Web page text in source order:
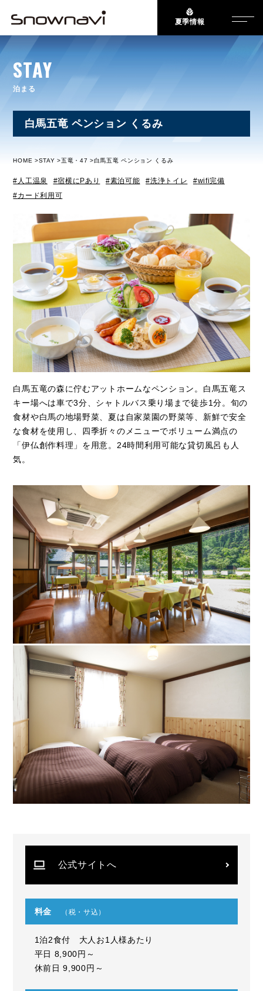
夏季情報
STAY
泊まる
白馬五竜 ペンション くるみ
HOME STAY 五竜・47 白馬五竜 ペンション くるみ
人工温泉 宿横にPあり 素泊可能 洗浄トイレ
wifi完備
カード利用可
白馬五竜の森に佇むアットホームなペンション。白馬五竜ス
キー場へは車で3分、シャトルバス乗り場まで徒歩1分。旬の
食材や白馬の地場野菜、夏は自家菜園の野菜等、新鮮で安全
な食材を使用し、四季折々のメニューでボリューム満点の
「伊仏創作料理」を用意。24時間利用可能な貸切風呂も人
気。
公式サイトへ
料金 （税・サ込）
1泊2食付 大人お1人様あたり
平日 8,900円～
休前日 9,900円～